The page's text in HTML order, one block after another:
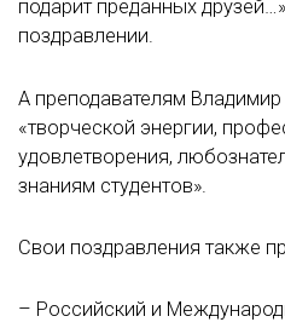
подарит преданных
поздравлении.
А преподавателям
«творческой энергии,
удовлетворения,
знаниям студентов».
Свои поздравления также
– Российский и